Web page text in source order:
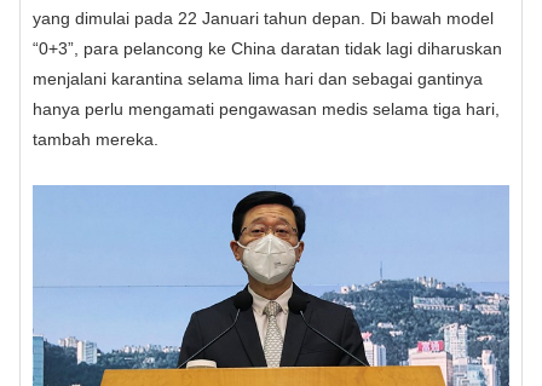
yang dimulai pada 22 Januari tahun depan. Di bawah model
“0+3”, para pelancong ke China daratan tidak lagi diharuskan
menjalani karantina selama lima hari dan sebagai gantinya
hanya perlu mengamati pengawasan medis selama tiga hari,
tambah mereka.